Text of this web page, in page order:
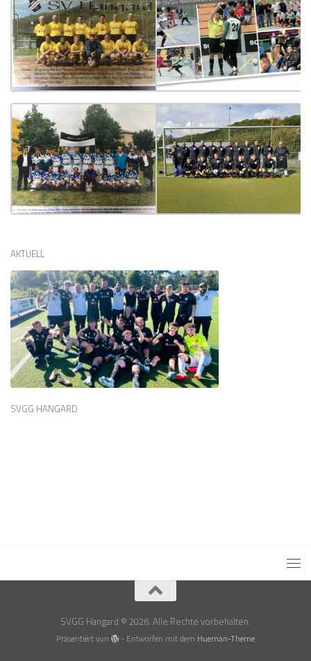
AKTUELL
SVGG HANGARD
SVGG Hangard © 2026. Alle Rechte vorbehalten.
Präsentiert von - Entworfen mit dem Hueman-Theme